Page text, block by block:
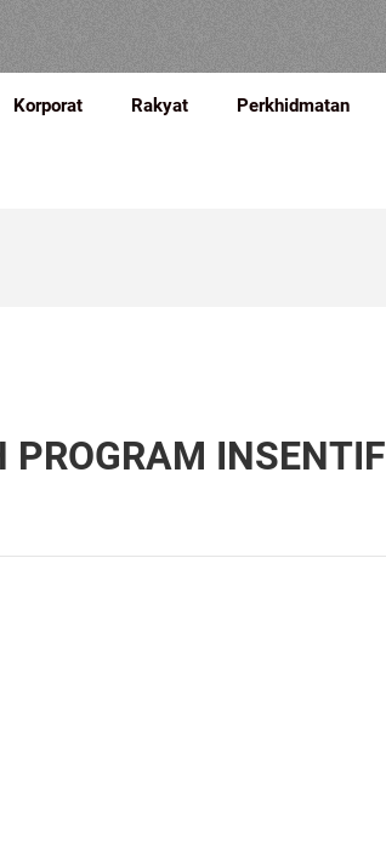
Korporat Rakyat Perkhidmatan
PROGRAM INSENTIF